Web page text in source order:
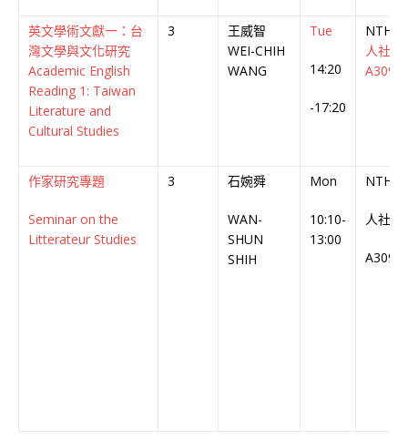
英文學術文獻一：台
灣文學與文化研究
Academic English
Reading 1: Taiwan
Literature and
Cultural Studies
3
王威智
WEI-CHIH
WANG
Tue
14:20
-17:20
NTHU
人社
A309
作家研究專題
Seminar on the
Litterateur Studies
3 石婉舜
WAN-
SHUN
SHIH
Mon
10:10-
13:00
NTHU
人社
A309